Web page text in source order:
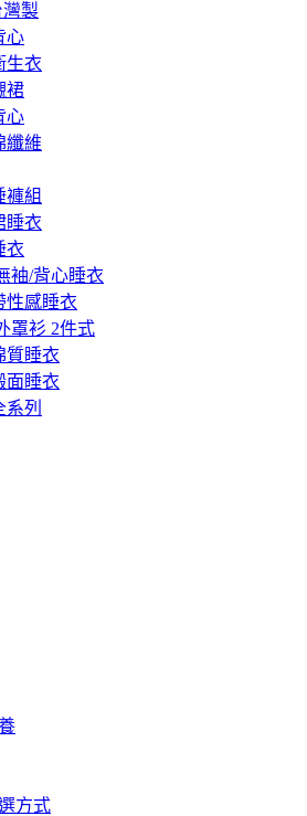
製
心
生衣
裙
心
纖維
褲組
睡衣
衣
袖/背心睡衣
性感睡衣
罩衫 2件式
質睡衣
面睡衣
系列
方式